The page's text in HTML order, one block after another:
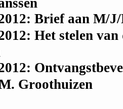
Brief aan M/
Het stelen
Groothuizen